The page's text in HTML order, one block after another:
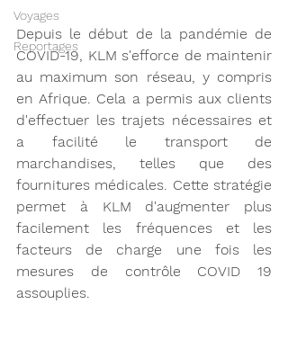
Voyages
Reportages
Depuis le début de la pandémie de
COVID-19, KLM s'efforce de maintenir
au maximum son réseau, y compris
en Afrique. Cela a permis aux clients
d'effectuer les trajets nécessaires et
a facilité le transport de
marchandises, telles que des
fournitures médicales. Cette stratégie
permet à KLM d'augmenter plus
facilement les fréquences et les
facteurs de charge une fois les
mesures de contrôle COVID 19
assouplies.